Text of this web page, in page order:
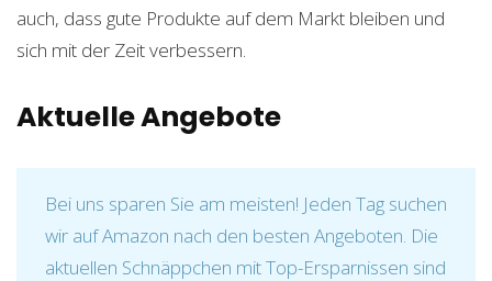
auch, dass gute Produkte auf dem Markt bleiben und
sich mit der Zeit verbessern.
Aktuelle Angebote
Bei uns sparen Sie am meisten! Jeden Tag suchen
wir auf Amazon nach den besten Angeboten. Die
aktuellen Schnäppchen mit Top-Ersparnissen sind